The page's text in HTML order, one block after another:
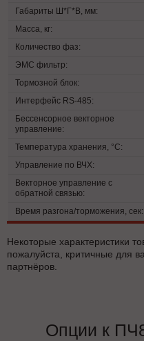
Габариты Ш*Г*В, мм:
Масса, кг:
Количество фаз:
ЭМС фильтр:
Тормозной блок:
Интерфейс RS-485:
Бессенсорное векторное
управление:
Температура хранения, °C:
Управление по ВЧХ:
Векторное управление с
обратной связью:
Время разгона/торможения, сек:
Некоторые характеристики
пожалуйста, критичные для
партнёров.
Опции к